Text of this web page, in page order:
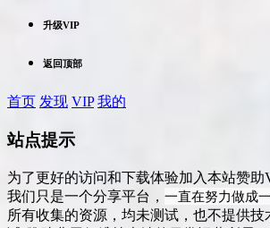
升级VIP
返回顶部
首页 发现 VIP 我的
站点提示
为了更好的访问和下载体验加入本站赞助
我们只是一个分享平台， 一直在努力做成
所有收集的资源，均未测试，也不提供技